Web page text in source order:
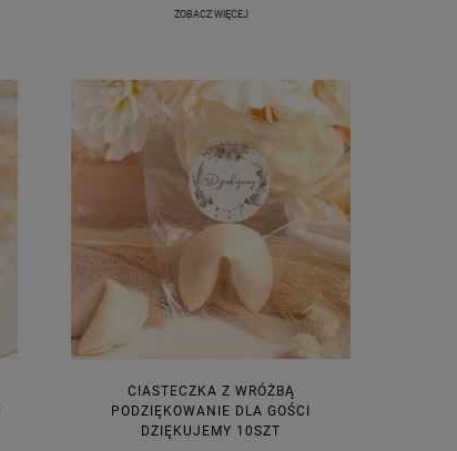
ZOBACZ WIĘCEJ
CIASTECZKA Z WRÓŻBĄ
PODZIĘKOWANIE DLA GOŚCI
DZIĘKUJEMY 10SZT